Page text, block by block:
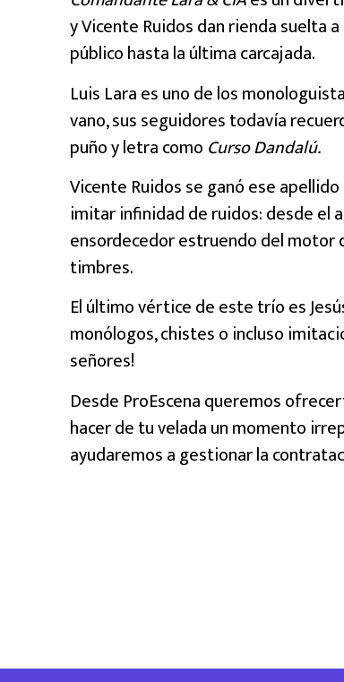
y Vicente Ruidos dan rienda suelta
público hasta la última carcajada.
Luis Lara es uno de los
vano, sus seguidores todavía
puño y letra como Curso Dandalú.
Vicente Ruidos se ganó ese
imitar infinidad de ruidos: desde el
ensordecedor estruendo del motor
timbres.
El último vértice de este trío es
monólogos, chistes o incluso
señores!
Desde ProEscena queremos
hacer de tu velada un momento
ayudaremos a gestionar la